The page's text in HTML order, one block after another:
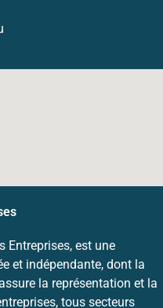
Entreprises, est une
et indépendante, dont la
la représentation et la
tous secteurs